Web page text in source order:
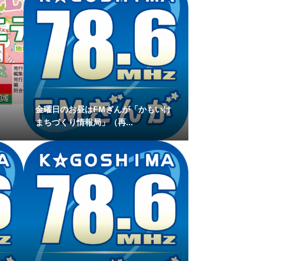
金曜日のお昼はFMぎんが「かもいけ
まちづくり情報局」（再...